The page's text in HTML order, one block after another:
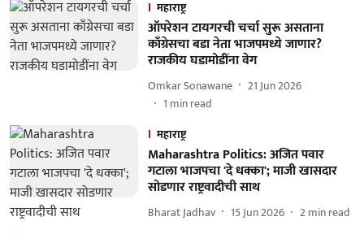
महाराष्ट्र
ऑपरेशन टायगरची चर्चा सुरू असताना
काँग्रेसचा बडा नेता भाजपमध्ये जाणार?
राजकीय घडामोडींना वेग
Omkar Sonawane
21 Jun 2026
1 min read
महाराष्ट्र
Maharashtra Politics: अजित पवार
गटाला भाजपचा 'दे धक्का'; माजी खासदार
सोडणार राष्ट्रवादीची साथ
Bharat Jadhav 15 Jun 2026 2min read